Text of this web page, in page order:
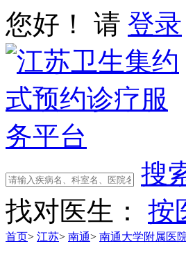
您好！ 请 登录
搜
找对医生：
按
首页> 江苏> 南通> 南通大学附属医